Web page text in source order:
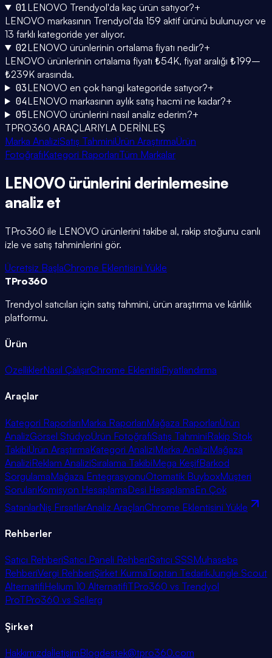
01LENOVO Trendyol'da kaç ürün satıyor?+
LENOVO markasının Trendyol'da 159 aktif ürünü bulunuyor ve
13 farklı kategoride yer alıyor.
02LENOVO ürünlerinin ortalama fiyatı nedir?+
LENOVO ürünlerinin ortalama fiyatı ₺54K, fiyat aralığı ₺199–
₺239K arasında.
03LENOVO en çok hangi kategoride satıyor?+
04LENOVO markasının aylık satış hacmi ne kadar?+
05LENOVO ürünlerini nasıl analiz ederim?+
TPRO360 ARAÇLARIYLA DERİNLEŞ
Marka AnaliziSatış TahminiÜrün AraştırmaÜrün
FotoğrafıKategori RaporlarıTüm Markalar
LENOVO ürünlerini derinlemesine
analiz et
TPro360 ile LENOVO ürünlerini takibe al, rakip stoğunu canlı
izle ve satış tahminlerini gör.
Ücretsiz BaşlaChrome Eklentisini Yükle
TPro360
Trendyol satıcıları için satış tahmini, ürün araştırma ve kârlılık
platformu.
Ürün
ÖzelliklerNasıl ÇalışırChrome EklentisiFiyatlandırma
Araçlar
Kategori RaporlarıMarka RaporlarıMağaza RaporlarıÜrün
AnalizGörsel StüdyoÜrün FotoğrafıSatış TahminiRakip Stok
TakibiÜrün AraştırmaKategori AnaliziMarka AnaliziMağaza
AnaliziReklam AnaliziSıralama TakibiMega KeşifBarkod
SorgulamaMağaza EntegrasyonuOtomatik BuyboxMüşteri
SorularıKomisyon HesaplamaDesi HesaplamaEn Çok
SatanlarNiş FırsatlarAnaliz AraçlarıChrome Eklentisini Yükle
Rehberler
Satıcı RehberiSatıcı Paneli RehberiSatıcı SSSMuhasebe
RehberiVergi RehberiŞirket KurmaToptan TedarikJungle Scout
AlternatifiHelium 10 AlternatifiTPro360 vs Trendyol
ProTPro360 vs Sellerg
Şirket
HakkımızdaİletişimBlogdestek@tpro360.com